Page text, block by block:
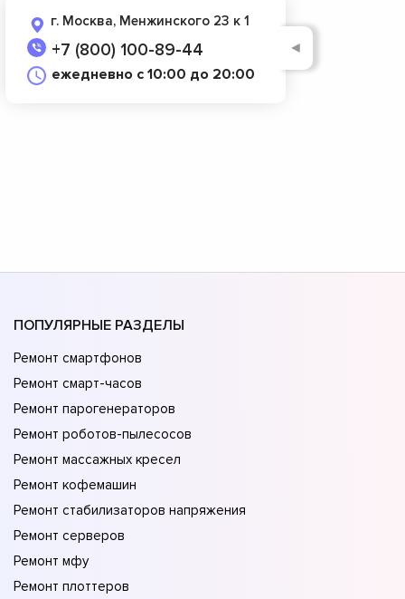
г. Москва, Менжинского 23 к 1
+7 (800) 100-89-44
ежедневно с 10:00 до 20:00
◄
ПОПУЛЯРНЫЕ РАЗДЕЛЫ
Ремонт смартфонов
Ремонт смарт-часов
Ремонт парогенераторов
Ремонт роботов-пылесосов
Ремонт массажных кресел
Ремонт кофемашин
Ремонт стабилизаторов напряжения
Ремонт серверов
Ремонт мфу
Ремонт плоттеров